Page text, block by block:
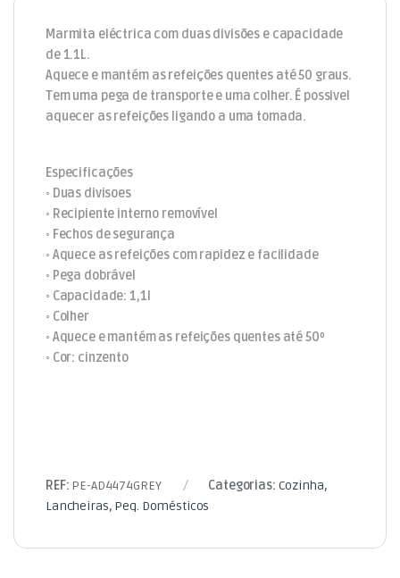
Marmita eléctrica com duas divisões e capacidade
de 1.1L.
Aquece e mantém as refeições quentes até 50 graus.
Tem uma pega de transporte e uma colher. É possivel
aquecer as refeições ligando a uma tomada.
Especificações
◦ Duas divisoes
◦ Recipiente interno removível
◦ Fechos de segurança
◦ Aquece as refeições com rapidez e facilidade
◦ Pega dobrável
◦ Capacidade: 1,1l
◦ Colher
◦ Aquece e mantém as refeições quentes até 50º
◦ Cor: cinzento
REF: PE-AD4474GREY Categorias: Cozinha,
Lancheiras, Peq. Domésticos